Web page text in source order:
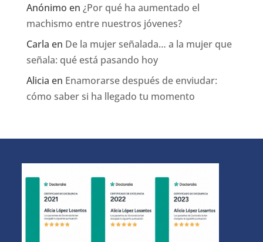
Anónimo en ¿Por qué ha aumentado el
machismo entre nuestros jóvenes?
Carla en De la mujer señalada… a la mujer que
señala: qué está pasando hoy
Alicia en Enamorarse después de enviudar:
cómo saber si ha llegado tu momento